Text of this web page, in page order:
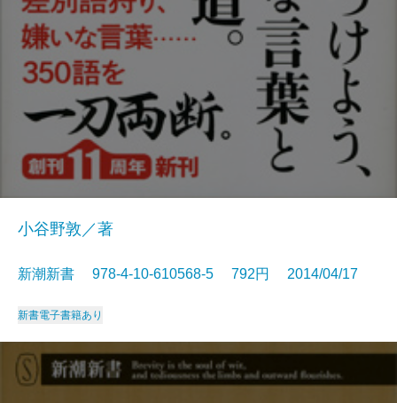
小谷野敦／著
新潮新書 978-4-10-610568-5 792円 2014/04/17
新書電子書籍あり